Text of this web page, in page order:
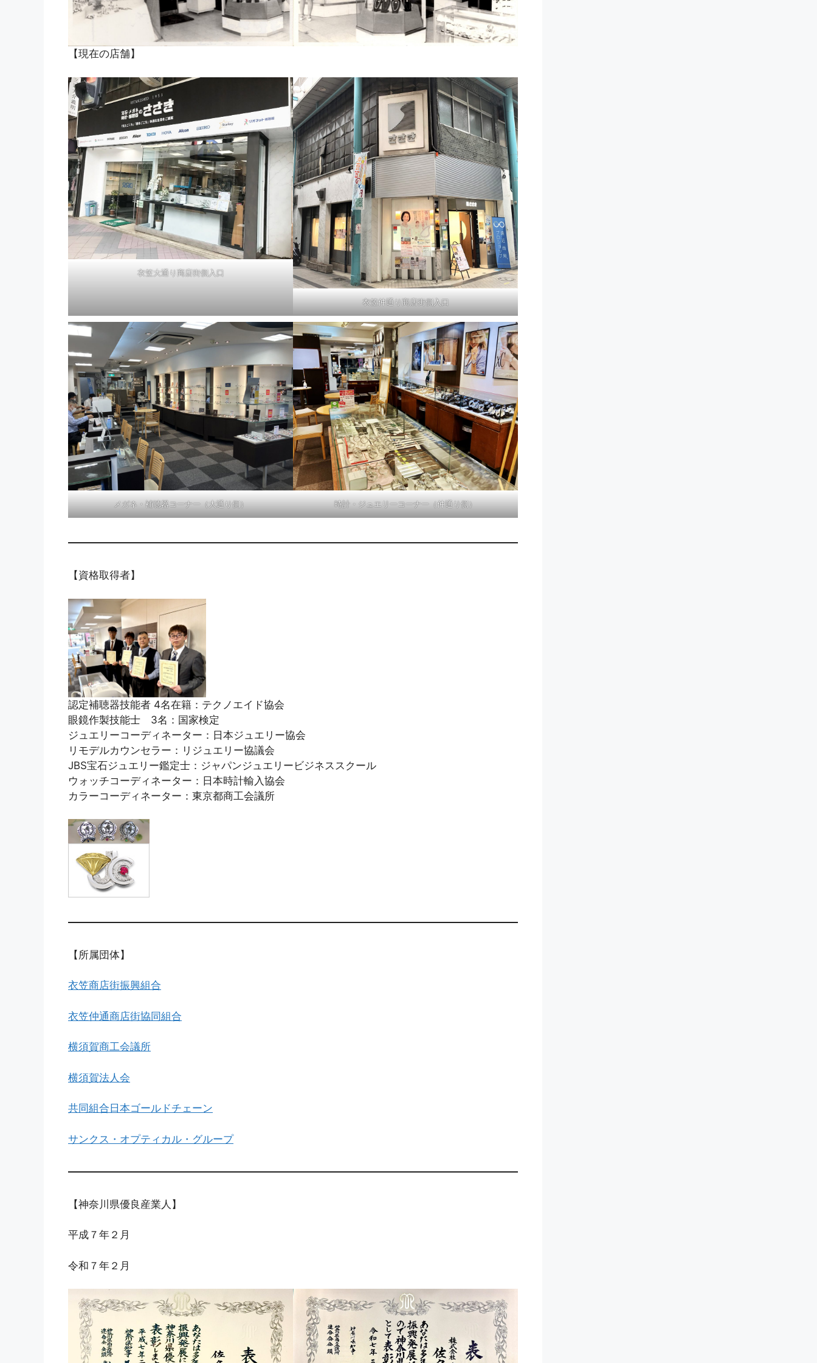
【現在の店舗】
衣笠大通り商店街側入口
衣笠仲通り商店街側入口
メガネ・補聴器コーナー（大通り側） 時計・ジュエリーコーナー（仲通り側）
【資格取得者】
認定補聴器技能者 4名在籍：テクノエイド協会
眼鏡作製技能士 3名：国家検定
ジュエリーコーディネーター：日本ジュエリー協会
リモデルカウンセラー：リジュエリー協議会
JBS宝石ジュエリー鑑定士：ジャパンジュエリービジネススクール
ウォッチコーディネーター：日本時計輸入協会
カラーコーディネーター：東京都商工会議所
【所属団体】
衣笠商店街振興組合
衣笠仲通商店街協同組合
横須賀商工会議所
横須賀法人会
共同組合日本ゴールドチェーン
サンクス・オプティカル・グループ
【神奈川県優良産業人】
平成７年２月
令和７年２月